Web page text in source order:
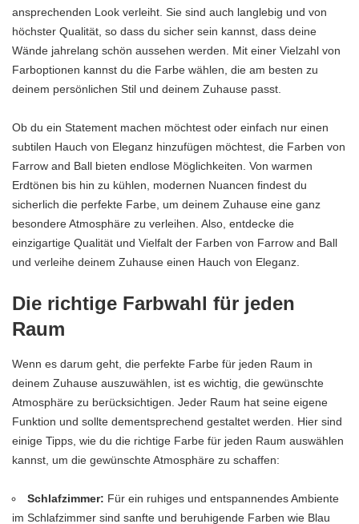
ansprechenden Look verleiht. Sie sind auch langlebig und von
höchster Qualität, so dass du sicher sein kannst, dass deine
Wände jahrelang schön aussehen werden. Mit einer Vielzahl von
Farboptionen kannst du die Farbe wählen, die am besten zu
deinem persönlichen Stil und deinem Zuhause passt.
Ob du ein Statement machen möchtest oder einfach nur einen
subtilen Hauch von Eleganz hinzufügen möchtest, die Farben von
Farrow and Ball bieten endlose Möglichkeiten. Von warmen
Erdtönen bis hin zu kühlen, modernen Nuancen findest du
sicherlich die perfekte Farbe, um deinem Zuhause eine ganz
besondere Atmosphäre zu verleihen. Also, entdecke die
einzigartige Qualität und Vielfalt der Farben von Farrow and Ball
und verleihe deinem Zuhause einen Hauch von Eleganz.
Die richtige Farbwahl für jeden
Raum
Wenn es darum geht, die perfekte Farbe für jeden Raum in
deinem Zuhause auszuwählen, ist es wichtig, die gewünschte
Atmosphäre zu berücksichtigen. Jeder Raum hat seine eigene
Funktion und sollte dementsprechend gestaltet werden. Hier sind
einige Tipps, wie du die richtige Farbe für jeden Raum auswählen
kannst, um die gewünschte Atmosphäre zu schaffen:
Schlafzimmer: Für ein ruhiges und entspannendes Ambiente
im Schlafzimmer sind sanfte und beruhigende Farben wie Blau